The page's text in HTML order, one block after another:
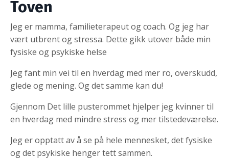
Toven
Jeg er mamma, familieterapeut og coach. Og jeg har
vært utbrent og stressa. Dette gikk utover både min
fysiske og psykiske helse
Jeg fant min vei til en hverdag med mer ro, overskudd,
glede og mening. Og det samme kan du!
Gjennom Det lille pusterommet hjelper jeg kvinner til
en hverdag med mindre stress og mer tilstedeværelse.
Jeg er opptatt av å se på hele mennesket, det fysiske
og det psykiske henger tett sammen.